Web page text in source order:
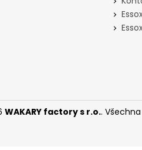
WAKARY factory s r.o..